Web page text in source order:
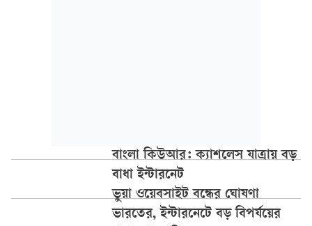
বাংলা কিউআর: ক্যাশলেস যাত্রায় বড়
বাধা ইন্টারনেট
ভুয়া ওয়েবসাইট বন্ধের ঘোষণা
ভারতের, ইন্টারনেটে বড় বিপর্যয়ের